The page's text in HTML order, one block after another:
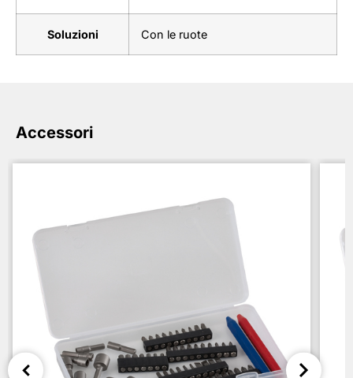
Soluzioni Con le ruote
Accessori